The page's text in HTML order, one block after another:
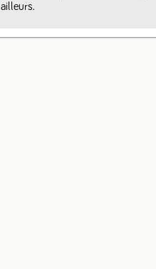
ailleurs.